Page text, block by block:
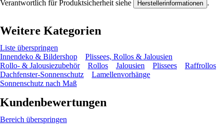
Verantwortlich für Produktsicherheit siehe Herstellerinformationen .
Weitere Kategorien
Liste überspringen
Innendeko & Bildershop
Plissees, Rollos & Jalousien
Rollo- & Jalousiezubehör
Rollos Jalousien Plissees
Raffrollos
Dachfenster-Sonnenschutz
Lamellenvorhänge
Sonnenschutz nach Maß
Kundenbewertungen
Bereich überspringen